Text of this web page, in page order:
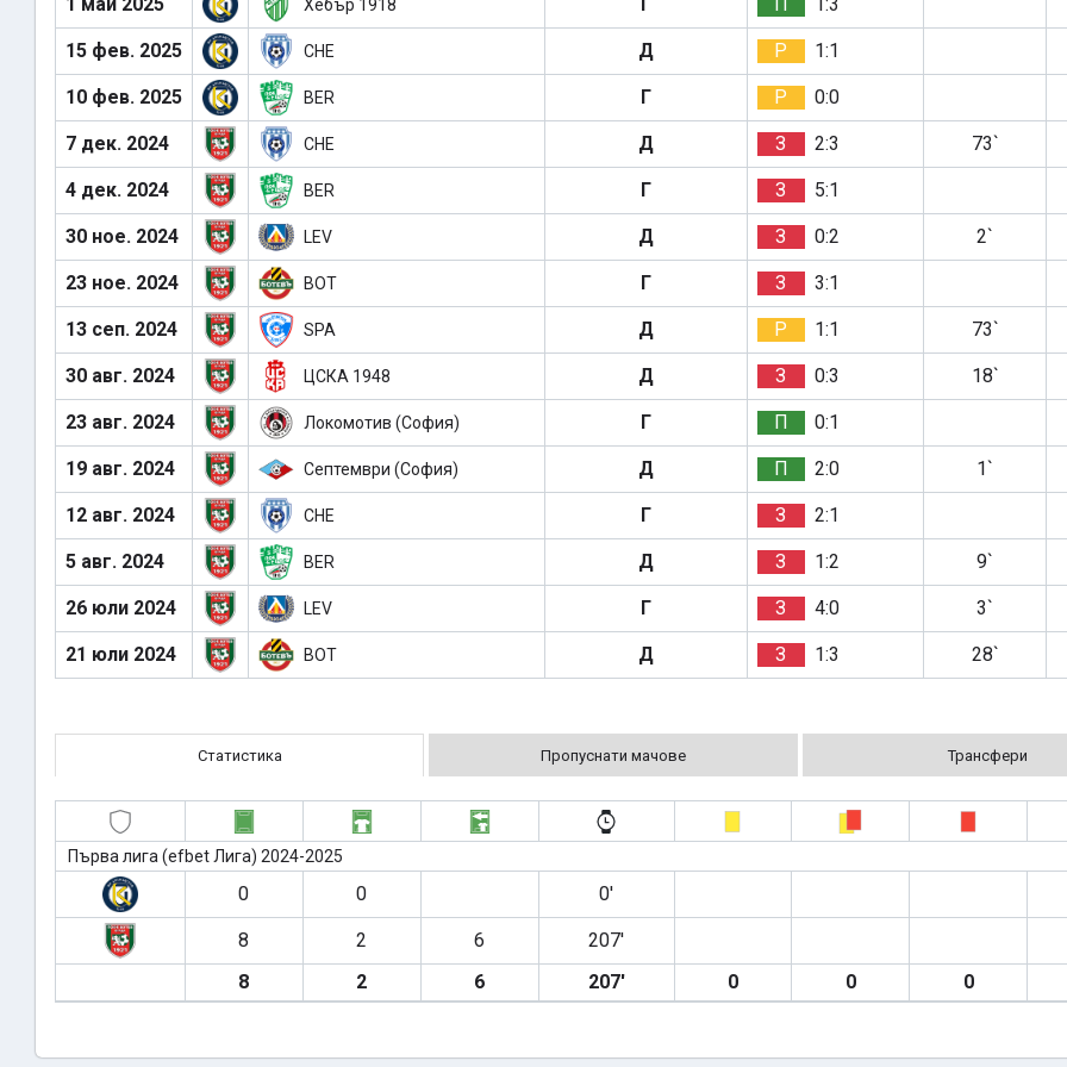
Хебър 1918
15 фев. 2025 CHE Д Р 1:1
10 фев. 2025 BER Г Р 0:0
7 дек. 2024 CHE Д З 2:3 73`
4 дек. 2024 BER Г З 5:1
30 ное. 2024 LEV Д З 0:2 2`
23 ное. 2024 BOT Г З 3:1
13 сеп. 2024 SPA Д Р 1:1 73`
30 авг. 2024 ЦСКА 1948 Д З 0:3 18`
23 авг. 2024 Локомотив (София) Г П 0:1
19 авг. 2024 Септември (София) Д П 2:0 1`
12 авг. 2024 CHE Г З 2:1
5 авг. 2024 BER Д З 1:2 9`
26 юли 2024 LEV Г З 4:0 3`
21 юли 2024 BOT Д З 1:3 28`
Статистика Пропуснати мачове Трансфери
Първа лига (efbet Лига) 2024-2025
0 0 0′
8 2 6
207′
8
2 6 207′ 0 0 0